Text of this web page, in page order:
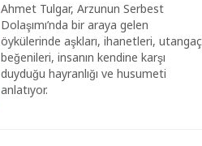
Ahmet Tulgar, Arzunun Serbest
Dolaşımı’nda bir araya gelen
öykülerinde aşkları, ihanetleri, utangaç
beğenileri, insanın kendine karşı
duyduğu hayranlığı ve husumeti
anlatıyor.